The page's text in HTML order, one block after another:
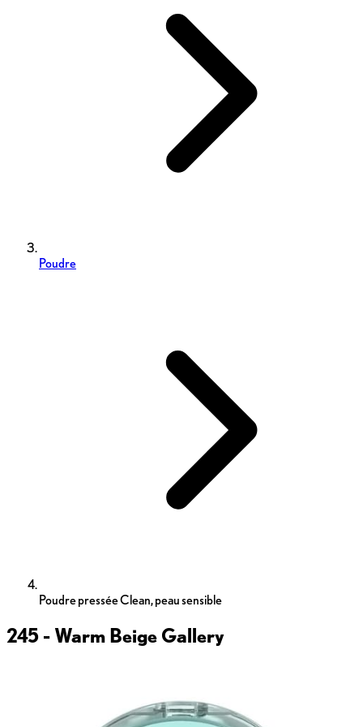
Poudre
Poudre pressée Clean, peau sensible
245 - Warm Beige Gallery